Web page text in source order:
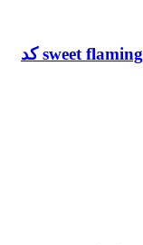
خوشبو کننده خودرو سوناکس مدل sweet flamingo کد